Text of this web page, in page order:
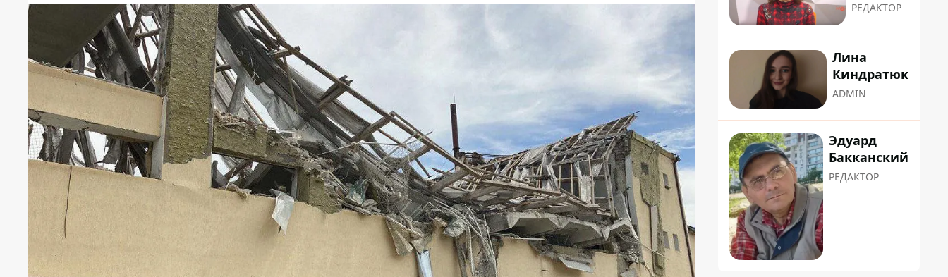
РЕДАКТОР
Лина
Киндратюк
ADMIN
Эдуард
Бакканский
РЕДАКТОР